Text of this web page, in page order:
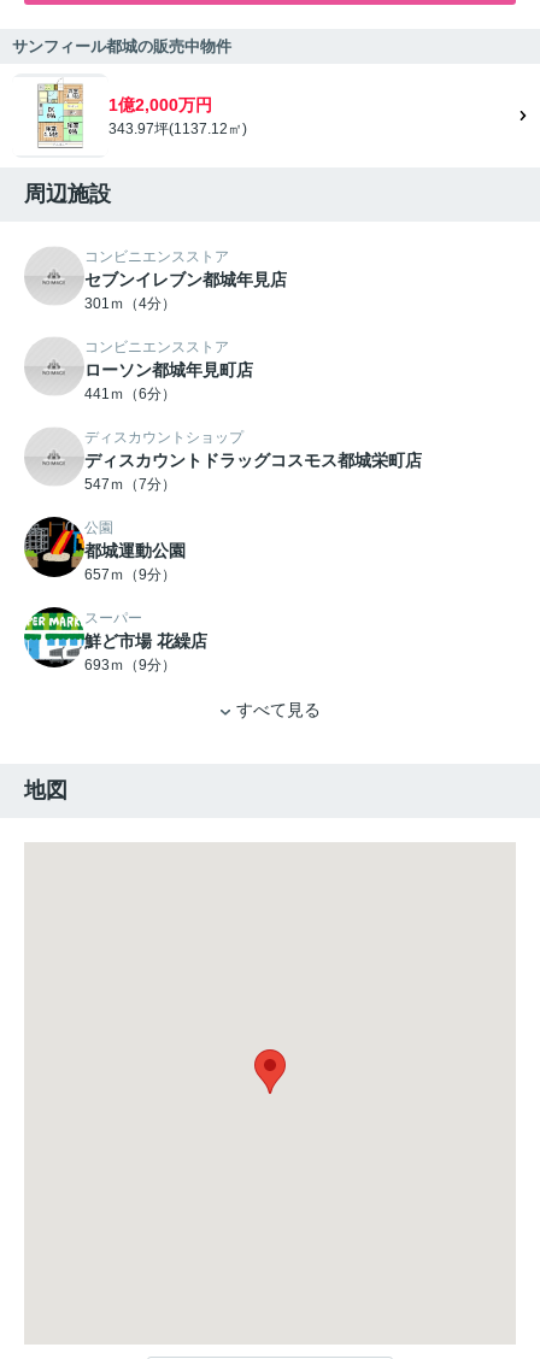
サンフィール都城の販売中物件
1億2,000万円
343.97坪(1137.12㎡)
周辺施設
コンビニエンスストア
セブンイレブン都城年見店
301ｍ（4分）
コンビニエンスストア
ローソン都城年見町店
441ｍ（6分）
ディスカウントショップ
ディスカウントドラッグコスモス都城栄町店
547ｍ（7分）
公園
都城運動公園
657ｍ（9分）
スーパー
鮮ど市場 花繰店
693ｍ（9分）
すべて見る
地図